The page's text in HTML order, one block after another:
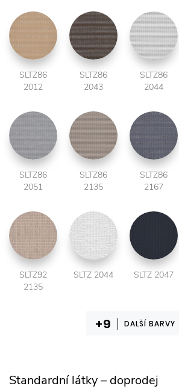
SLTZ86
2012
SLTZ86
2043
SLTZ86
2044
SLTZ86
2051
SLTZ86
2135
SLTZ86
2167
SLTZ92
2135
SLTZ 2044 SLTZ 2047
DALŠÍ BARVY
Standardní látky – doprodej